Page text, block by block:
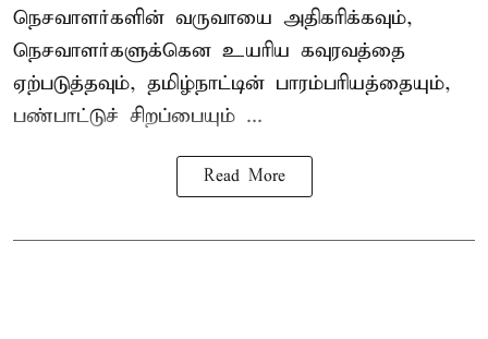
நெசவாளர்களின் வருவாயை அதிகரிக்கவும்,
நெசவாளர்களுக்கென உயரிய கவுரவத்தை
ஏற்படுத்தவும், தமிழ்நாட்டின் பாரம்பரியத்தையும்,
பண்பாட்டுச் சிறப்பையும் ...
Read More